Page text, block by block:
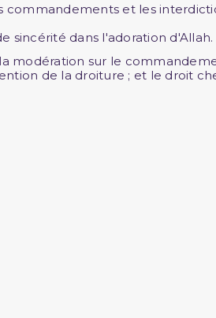
commandements et les
sincérité dans l'adoration d'Allah.
modération sur le
de la droiture ; et le droit